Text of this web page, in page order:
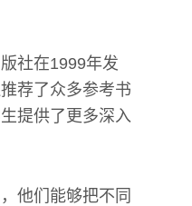
社在1999年发
荐了众多参考书
提供了更多深入
他们能够把不同